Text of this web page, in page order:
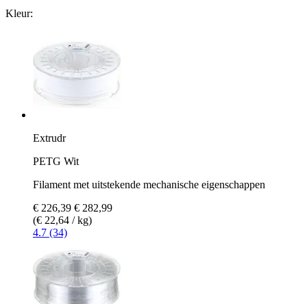
Kleur:
Extrudr
PETG Wit
Filament met uitstekende mechanische eigenschappen
€ 226,39 € 282,99
(€ 22,64 / kg)
4.7 (34)